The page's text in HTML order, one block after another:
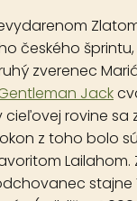
českého
zverenec
Jack
rovine sa
z toho bolo
Lailahom.
stajne